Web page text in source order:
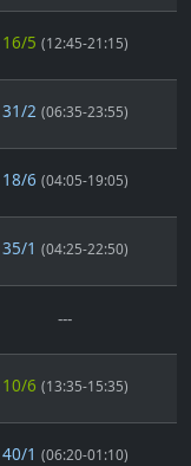
16/5 (12:45-21:15)
31/2 (06:35-23:55)
18/6 (04:05-19:05)
35/1 (04:25-22:50)
---
10/6 (13:35-15:35)
40/1 (06:20-01:10)